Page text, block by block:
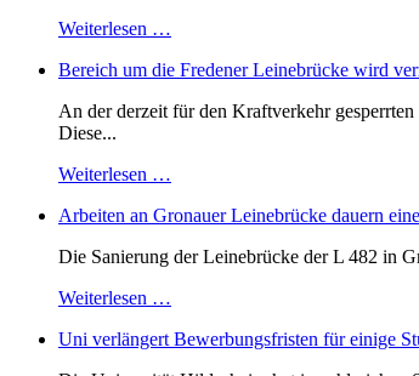
Weiterlesen …
Bereich um die Fredener Leinebrücke wird
An der derzeit für den Kraftverkehr
Diese...
Weiterlesen …
Arbeiten an Gronauer Leinebrücke dauern
Die Sanierung der Leinebrücke der L 482 in
Weiterlesen …
Uni verlängert Bewerbungsfristen für einige